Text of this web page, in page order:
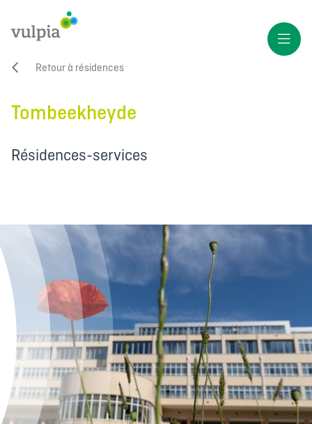
Retour à résidences
Tombeekheyde
Résidences-services